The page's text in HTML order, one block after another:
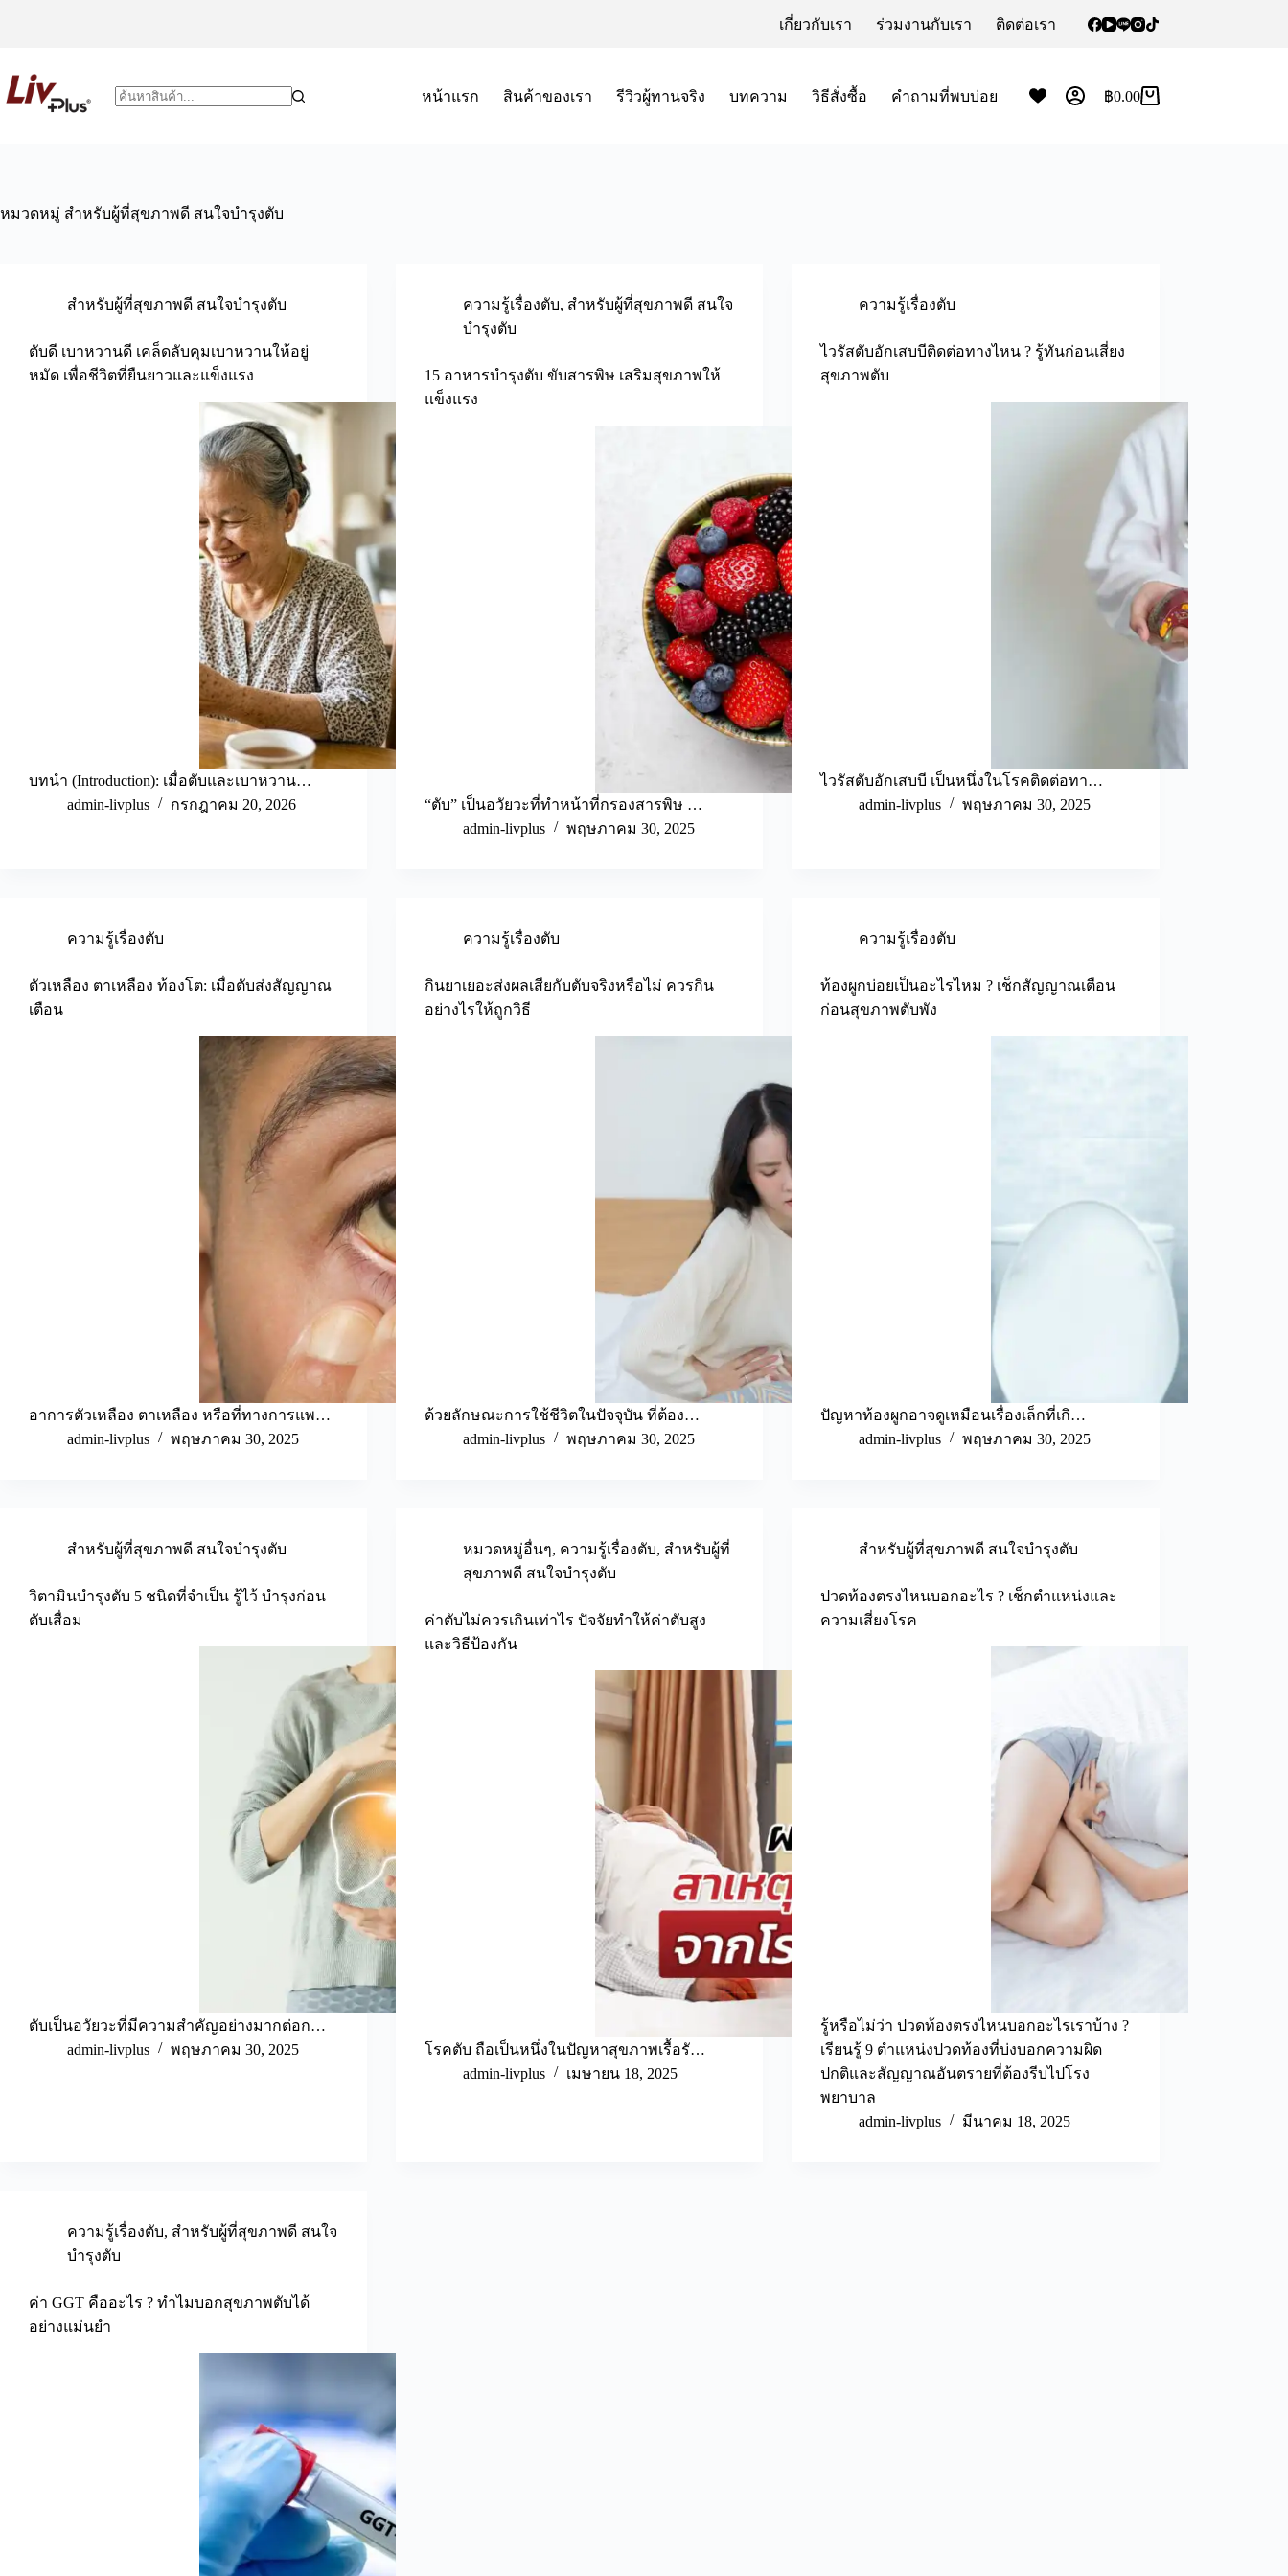
เกี่ยวกับเรา ร่วมงานกับเรา ติดต่อเรา
หน้าแรก สินค้าของเรา รีวิวผู้ทานจริง บทความ วิธีสั่งซื้อ คำถามที่พบบ่อย ฿0.00
หมวดหมู่ สำหรับผู้ที่สุขภาพดี สนใจบำรุงตับ
สำหรับผู้ที่สุขภาพดี สนใจบำรุงตับ
ตับดี เบาหวานดี เคล็ดลับคุมเบาหวานให้อยู่
หมัด เพื่อชีวิตที่ยืนยาวและแข็งแรง
บทนำ (Introduction): เมื่อตับและเบาหวาน…
admin-livplus
กรกฎาคม 20, 2026
ความรู้เรื่องตับ, สำหรับผู้ที่สุขภาพดี สนใจ
บำรุงตับ
15 อาหารบำรุงตับ ขับสารพิษ เสริมสุขภาพให้
แข็งแรง
“ตับ” เป็นอวัยวะที่ทำหน้าที่กรองสารพิษ …
admin-livplus
พฤษภาคม 30, 2025
ความรู้เรื่องตับ
ไวรัสตับอักเสบบีติดต่อทางไหน ? รู้ทันก่อนเสี่ยง
สุขภาพตับ
ไวรัสตับอักเสบบี เป็นหนึ่งในโรคติดต่อทา…
admin-livplus
พฤษภาคม 30, 2025
ความรู้เรื่องตับ
ตัวเหลือง ตาเหลือง ท้องโต: เมื่อตับส่งสัญญาณ
เตือน
อาการตัวเหลือง ตาเหลือง หรือที่ทางการแพ…
admin-livplus
พฤษภาคม 30, 2025
ความรู้เรื่องตับ
กินยาเยอะส่งผลเสียกับตับจริงหรือไม่ ควรกิน
อย่างไรให้ถูกวิธี
ด้วยลักษณะการใช้ชีวิตในปัจจุบัน ที่ต้อง…
admin-livplus
พฤษภาคม 30, 2025
ความรู้เรื่องตับ
ท้องผูกบ่อยเป็นอะไรไหม ? เช็กสัญญาณเตือน
ก่อนสุขภาพตับพัง
ปัญหาท้องผูกอาจดูเหมือนเรื่องเล็กที่เกิ…
admin-livplus
พฤษภาคม 30, 2025
สำหรับผู้ที่สุขภาพดี สนใจบำรุงตับ
วิตามินบำรุงตับ 5 ชนิดที่จำเป็น รู้ไว้ บำรุงก่อน
ตับเสื่อม
ตับเป็นอวัยวะที่มีความสำคัญอย่างมากต่อก…
admin-livplus
พฤษภาคม 30, 2025
หมวดหมู่อื่นๆ, ความรู้เรื่องตับ, สำหรับผู้ที่
สุขภาพดี สนใจบำรุงตับ
ค่าตับไม่ควรเกินเท่าไร ปัจจัยทำให้ค่าตับสูง
และวิธีป้องกัน
โรคตับ ถือเป็นหนึ่งในปัญหาสุขภาพเรื้อรั…
admin-livplus
เมษายน 18, 2025
สำหรับผู้ที่สุขภาพดี สนใจบำรุงตับ
ปวดท้องตรงไหนบอกอะไร ? เช็กตำแหน่งและ
ความเสี่ยงโรค
รู้หรือไม่ว่า ปวดท้องตรงไหนบอกอะไรเราบ้าง ?
เรียนรู้ 9 ตำแหน่งปวดท้องที่บ่งบอกความผิด
ปกติและสัญญาณอันตรายที่ต้องรีบไปโรง
พยาบาล
admin-livplus
มีนาคม 18, 2025
ความรู้เรื่องตับ, สำหรับผู้ที่สุขภาพดี สนใจ
บำรุงตับ
ค่า GGT คืออะไร ? ทำไมบอกสุขภาพตับได้
อย่างแม่นยำ